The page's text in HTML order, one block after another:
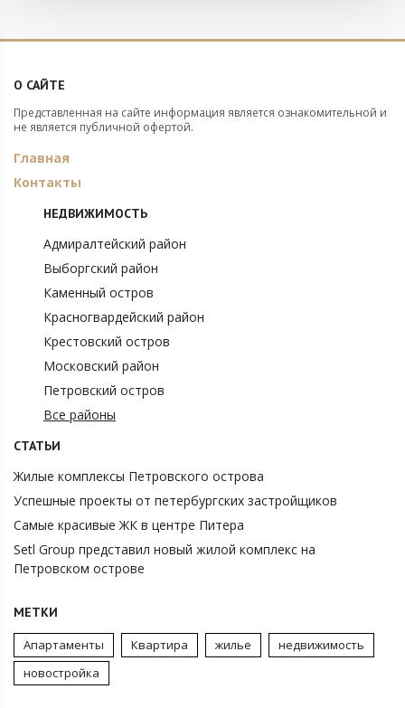
О САЙТЕ
Представленная на сайте информация является ознакомительной и
не является публичной офертой.
Главная
Контакты
НЕДВИЖИМОСТЬ
Адмиралтейский район
Выборгский район
Каменный остров
Красногвардейский район
Крестовский остров
Московский район
Петровский остров
Все районы
СТАТЬИ
Жилые комплексы Петровского острова
Успешные проекты от петербургских застройщиков
Самые красивые ЖК в центре Питера
Setl Group представил новый жилой комплекс на
Петровском острове
МЕТКИ
Апартаменты
Квартира жилье
недвижимость
новостройка